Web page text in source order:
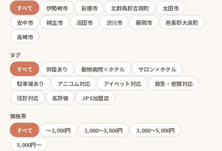
すべて
伊勢崎市 前橋市 北群馬郡吉岡町
太田市
安中市
桐生市 沼田市 渋川市 藤岡市
邑楽郡大泉町
高崎市
タグ
すべて
併設あり 動物病院×ホテル
サロン×ホテル
駐車場あり
アニコム対応 アイペット対応
救急・夜間対応
往診対応
高評価 JPS加盟店
価格帯
すべて
〜1,000円 1,000〜3,000円
3,000〜5,000円
5,000円〜